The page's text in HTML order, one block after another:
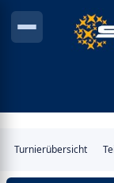
Turnierübersicht